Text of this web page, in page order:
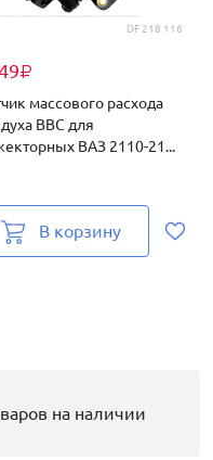
DF 218 116
₽
массового расхода
BBC для
ВАЗ 2110-21...
В корзину
на наличии